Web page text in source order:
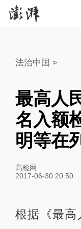
法治中国 >
最高人
名入额
明等在
高检网
2017-06-30 20:50
根据《最高